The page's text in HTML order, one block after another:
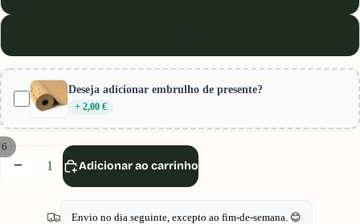
6
Deseja adicionar embrulho de presente?
+ 2,00 €
Diminuir
quantidade
Aumentar
Adicionar ao carrinho
Envio no dia seguinte, excepto ao fim-de-semana. 😊